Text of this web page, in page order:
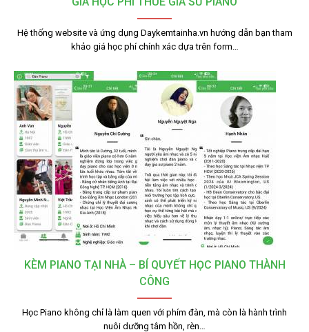
Hệ thống website và ứng dụng Daykemtainha.vn hướng dẫn bạn tham
khảo giá học phí chính xác dựa trên form…
KÈM PIANO TẠI NHÀ – BÍ QUYẾT HỌC PIANO THÀNH
CÔNG
Học Piano không chỉ là làm quen với phím đàn, mà còn là hành trình
nuôi dưỡng tâm hồn, rèn…